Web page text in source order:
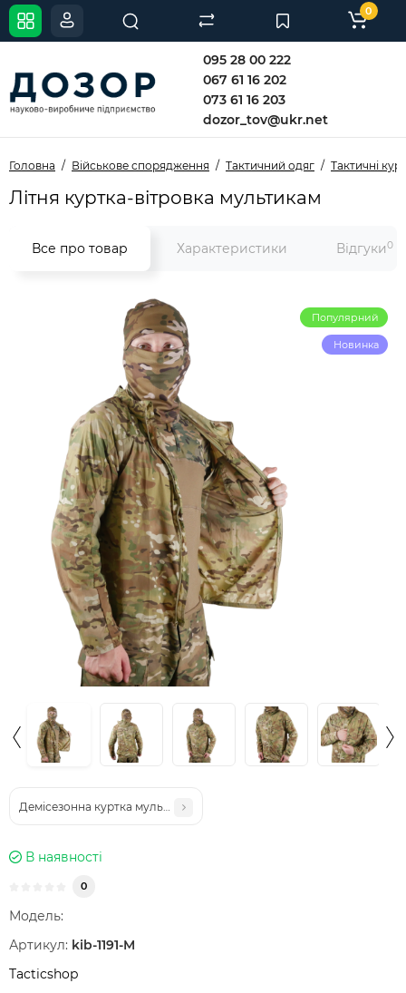
095 28 00 222
067 61 16 202
073 61 16 203
dozor_tov@ukr.net
0
Головна Військове спорядження Тактичний одяг Тактичні
Літня куртка-вітровка мультикам
Все про товар Характеристики Відгуки0
Популярний
Новинка
Демісезонна куртка мультикам Call Dragon M-65
В наявності
0
Модель:
Артикул: kib-1191-M
Tacticshop